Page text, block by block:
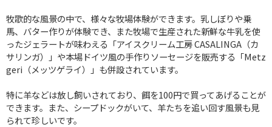
牧歌的な風景の中で、様々な牧場体験ができます。乳しぼりや乗
馬、バター作りが体験でき、また牧場で生産された新鮮な牛乳を使
ったジェラートが味わえる「アイスクリーム工房 CASALINGA（カ
サリンガ）」や本場ドイツ風の手作りソーセージを販売する「Metz
geri（メッツゲライ）」も併設されています。
特に羊などは放し飼いされており、餌を100円で買ってあげることが
できます。また、シープドックがいて、羊たちを追い回す風景も見
られて珍しいです。